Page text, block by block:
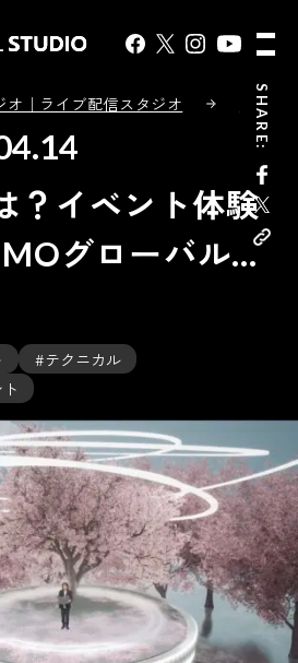
SHARE:
｜ライブ配信スタジオ コンテ
？イベント体験
グローバルス
技術と成功ポ
#テクニカル